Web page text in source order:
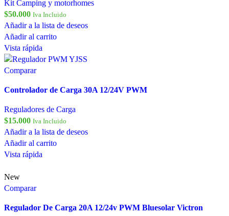
Kit Camping y motorhomes
$50.000 Iva Incluido
Añadir a la lista de deseos
Añadir al carrito
Vista rápida
Comparar
Controlador de Carga 30A 12/24V PWM
Reguladores de Carga
$15.000 Iva Incluido
Añadir a la lista de deseos
Añadir al carrito
Vista rápida
New
Comparar
Regulador De Carga 20A 12/24v PWM Bluesolar Victron